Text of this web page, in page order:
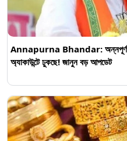
Annapurna Bhandar: অন্নপূর্ণা
অ্যাকাউন্টে ঢুকছে! জানুন বড় আপডেট